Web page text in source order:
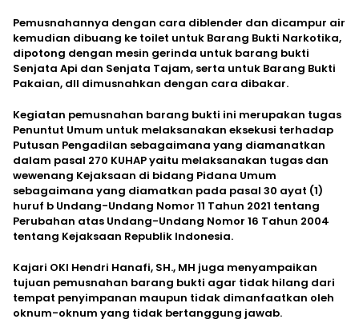
Pemusnahannya dengan cara diblender dan dicampur air
kemudian dibuang ke toilet untuk Barang Bukti Narkotika,
dipotong dengan mesin gerinda untuk barang bukti
Senjata Api dan Senjata Tajam, serta untuk Barang Bukti
Pakaian, dll dimusnahkan dengan cara dibakar.
Kegiatan pemusnahan barang bukti ini merupakan tugas
Penuntut Umum untuk melaksanakan eksekusi terhadap
Putusan Pengadilan sebagaimana yang diamanatkan
dalam pasal 270 KUHAP yaitu melaksanakan tugas dan
wewenang Kejaksaan di bidang Pidana Umum
sebagaimana yang diamatkan pada pasal 30 ayat (1)
huruf b Undang-Undang Nomor 11 Tahun 2021 tentang
Perubahan atas Undang-Undang Nomor 16 Tahun 2004
tentang Kejaksaan Republik Indonesia.
Kajari OKI Hendri Hanafi, SH., MH juga menyampaikan
tujuan pemusnahan barang bukti agar tidak hilang dari
tempat penyimpanan maupun tidak dimanfaatkan oleh
oknum-oknum yang tidak bertanggung jawab.